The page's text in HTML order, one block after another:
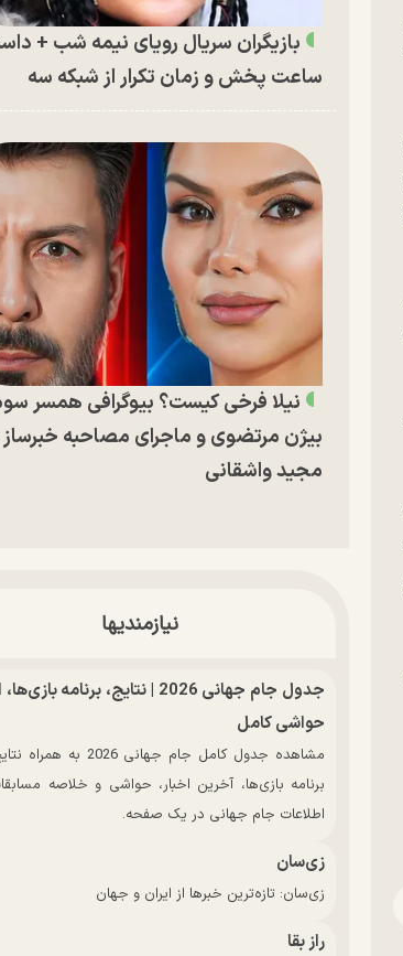
بازیگران سریال رویای نیمه شب +
ساعت پخش و زمان تکرار از شبکه سه
نیلا فرخی کیست؟ بیوگرافی همسر
بیژن مرتضوی و ماجرای مصاحبه خبرساز
مجید واشقانی
نیازمندیها
جدول جام جهانی 2026 | نتایج، برنامه
حواشی کامل
مشاهده جدول کامل جام جهانی 2026
برنامه بازی‌ها، آخرین اخبار، حواشی و خلاصه
اطلاعات جام جهانی در یک صفحه.
زی‌سان
زی‌سان: تازه‌ترین خبرها از ایران و جهان
راز بقا